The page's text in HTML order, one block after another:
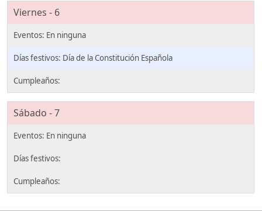
Viernes - 6
Día de la Constitución Española
Sábado - 7